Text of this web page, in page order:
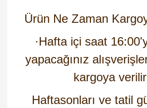
Ürün Ne Zaman
·Hafta içi saat
yapacağınız
kargoya
Haftasonları ve tatil